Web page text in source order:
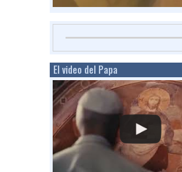
El video del Papa